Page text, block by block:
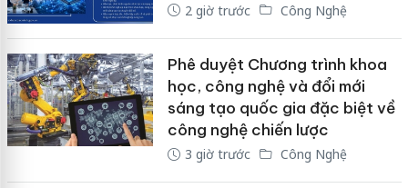
2 giờ trước Công Nghệ
Phê duyệt Chương trình khoa
học, công nghệ và đổi mới
sáng tạo quốc gia đặc biệt về
công nghệ chiến lược
3 giờ trước Công Nghệ